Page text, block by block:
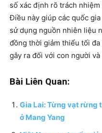
số xác định rõ trách
Điều này giúp các quốc
sử dụng nguồn nhiên liệu
đồng thời giảm thiểu tối
gây ra đối với con người
Bài Liên Quan:
Gia Lai: Từng vạt rừng
ở Mang Yang